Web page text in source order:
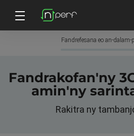
Fandrefesana eo an-dalam-
Fandrakofan'ny
amin'ny
Rakitra ny